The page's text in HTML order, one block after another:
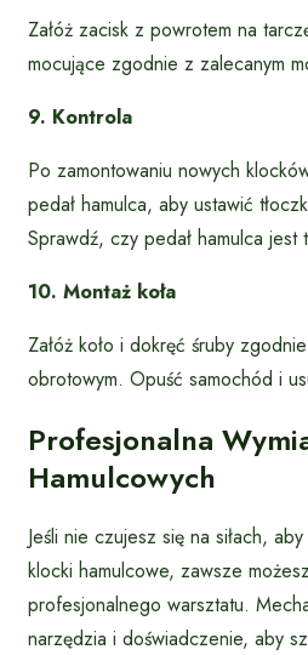
Załóż zacisk z powrotem na
mocujące zgodnie z zalecanym
9. Kontrola
Po zamontowaniu nowych
pedał hamulca, aby ustawić
Sprawdź, czy pedał hamulca
10. Montaż koła
Załóż koło i dokręć śruby
obrotowym. Opuść samochód i
Profesjonalna
Hamulcowych
Jeśli nie czujesz się na siłach,
klocki hamulcowe, zawsze
profesjonalnego warsztatu.
narzędzia i doświadczenie, aby